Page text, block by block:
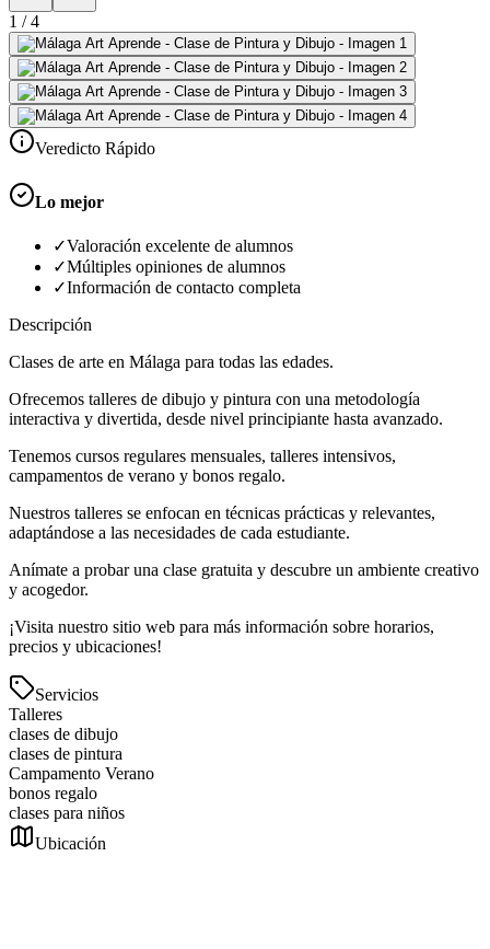
1 /4
Veredicto Rápido
Lo mejor
✓Valoración excelente de alumnos
✓Múltiples opiniones de alumnos
✓Información de contacto completa
Descripción
Clases de arte en Málaga para todas las edades.
Ofrecemos talleres de dibujo y pintura con una metodología
interactiva y divertida, desde nivel principiante hasta avanzado.
Tenemos cursos regulares mensuales, talleres intensivos,
campamentos de verano y bonos regalo.
Nuestros talleres se enfocan en técnicas prácticas y relevantes,
adaptándose a las necesidades de cada estudiante.
Anímate a probar una clase gratuita y descubre un ambiente creativo
y acogedor.
¡Visita nuestro sitio web para más información sobre horarios,
precios y ubicaciones!
Servicios
Talleres
clases de dibujo
clases de pintura
Campamento Verano
bonos regalo
clases para niños
Ubicación